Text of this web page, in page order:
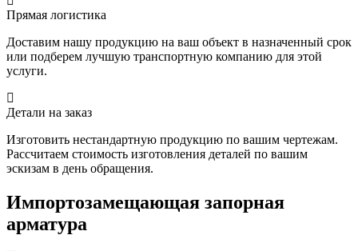
Прямая логистика
Доставим нашу продукцию на ваш объект в назначенный срок
или подберем лучшую транспортную компанию для этой
услуги.
Детали на заказ
Изготовить нестандартную продукцию по вашим чертежам.
Рассчитаем стоимость изготовления деталей по вашим
эскизам в день обращения.
Импортозамещающая запорная
арматура